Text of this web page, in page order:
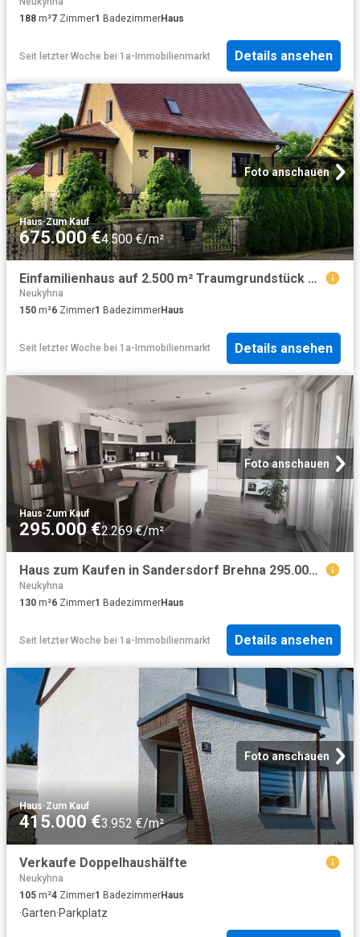
188 m²7 Zimmer1 BadezimmerHaus
Seit letzter Woche bei 1a-Immobilienmarkt Details ansehen
Foto anschauen
Haus·Zum Kauf
675.000 €4.500 €/m²
Einfamilienhaus auf 2.500 m² Traumgrundstück mit Nebengelass
Neukyhna
150 m²6 Zimmer1 BadezimmerHaus
Seit letzter Woche bei 1a-Immobilienmarkt Details ansehen
Foto anschauen
Haus·Zum Kauf
295.000 €2.269 €/m²
Haus zum Kaufen in Sandersdorf Brehna 295.000,00 EUR 130.89 m²
Neukyhna
130 m²6 Zimmer1 BadezimmerHaus
Seit letzter Woche bei 1a-Immobilienmarkt Details ansehen
Foto anschauen
Haus·Zum Kauf
415.000 €3.952 €/m²
Verkaufe Doppelhaushälfte
Neukyhna
105 m²4 Zimmer1 BadezimmerHaus
·Garten·Parkplatz